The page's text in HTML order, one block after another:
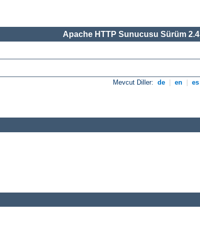
Apache HTTP Sunucusu Sürüm 2.4
Mevcut Diller: de en es